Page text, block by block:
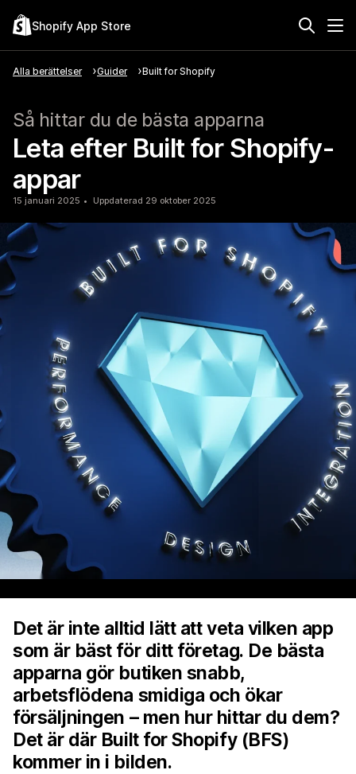
Shopify App Store
Alla berättelser Guider Built for Shopify
Så hittar du de bästa apparna
Leta efter Built for Shopify-
appar
15 januari 2025 Uppdaterad 29 oktober 2025
Det är inte alltid lätt att veta vilken app
som är bäst för ditt företag. De bästa
apparna gör butiken snabb,
arbetsflödena smidiga och ökar
försäljningen – men hur hittar du dem?
Det är där Built for Shopify (BFS)
kommer in i bilden.